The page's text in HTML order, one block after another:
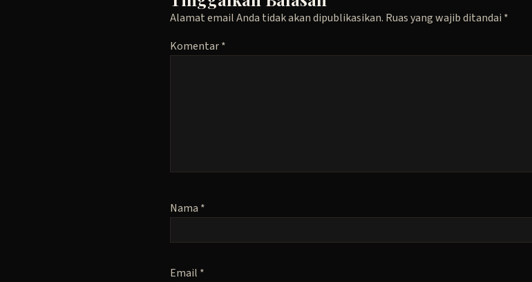
Alamat email Anda tidak akan dipublikasikan. Ruas yang wajib ditandai *
Komentar*
Nama *
Email *